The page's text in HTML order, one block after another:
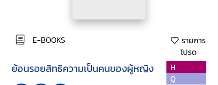
E-BOOKS
รายการ
โปรด
ย้อนรอยสิทธิความเป็นคนของผู้หญิง
H
Q